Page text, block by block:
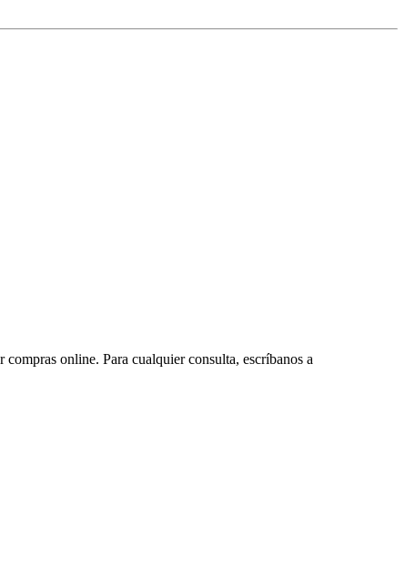
online. Para cualquier consulta, escríbanos a